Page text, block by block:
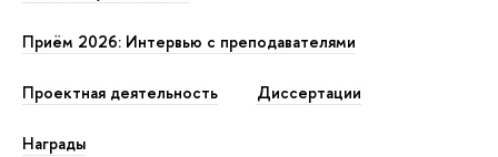
Приём 2026: Интервью с преподавателями
Проектная деятельность Диссертации
Награды